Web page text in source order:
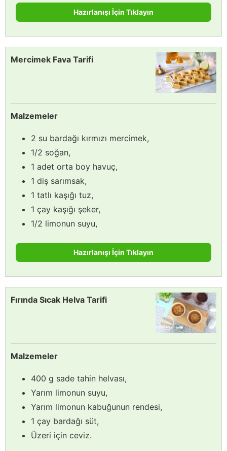
Hazırlanışı İçin Tıklayın
Mercimek Fava Tarifi
Malzemeler
2 su bardağı kırmızı mercimek,
1/2 soğan,
1 adet orta boy havuç,
1 diş sarımsak,
1 tatlı kaşığı tuz,
1 çay kaşığı şeker,
1/2 limonun suyu,
Hazırlanışı İçin Tıklayın
Fırında Sıcak Helva Tarifi
Malzemeler
400 g sade tahin helvası,
Yarım limonun suyu,
Yarım limonun kabuğunun rendesi,
1 çay bardağı süt,
Üzeri için ceviz.